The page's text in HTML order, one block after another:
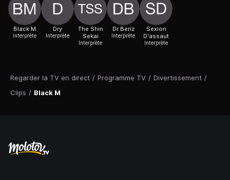
Regarder la TV en direct / Programme TV / Divertissement /
Clips / Black M
Black M
Interprète
Dry
Interprète
The Shin
Sekai
Interprète
Dr Beriz
Interprète
Sexion
D'assaut
Interprète